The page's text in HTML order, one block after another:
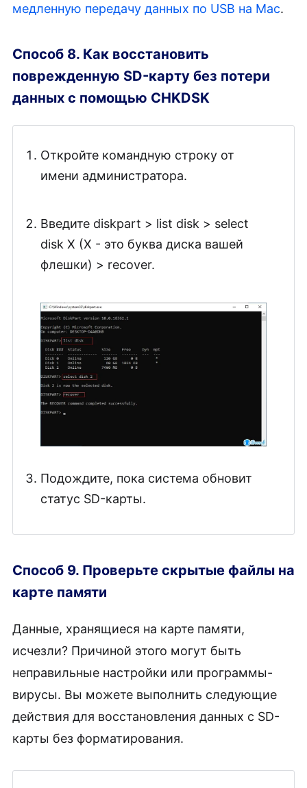
медленную передачу данных по USB на Mac.
Способ 8. Как восстановить
поврежденную SD-карту без потери
данных с помощью CHKDSK
Откройте командную строку от
имени администратора.
Введите diskpart > list disk > select
disk X (X - это буква диска вашей
флешки) > recover.
Подождите, пока система обновит
статус SD-карты.
Способ 9. Проверьте скрытые файлы на
карте памяти
Данные, хранящиеся на карте памяти,
исчезли? Причиной этого могут быть
неправильные настройки или программы-
вирусы. Вы можете выполнить следующие
действия для восстановления данных c SD-
карты без форматирования.